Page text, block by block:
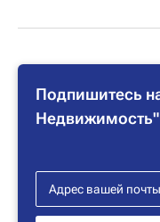
Подпишитесь
Недвижимость"